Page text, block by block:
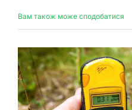
Вам також може сподобатися